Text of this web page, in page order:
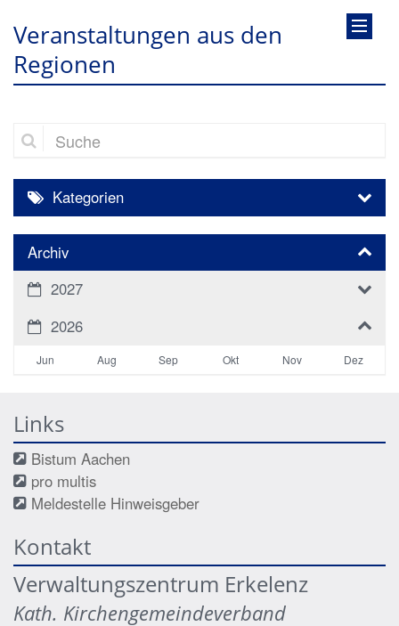
Veranstaltungen aus den
Regionen
Suche
Kategorien
Archiv
2027
2026
Jun Aug Sep Okt Nov Dez
Links
Bistum Aachen
pro multis
Meldestelle Hinweisgeber
Kontakt
Verwaltungszentrum Erkelenz
Kath. Kirchengemeindeverband